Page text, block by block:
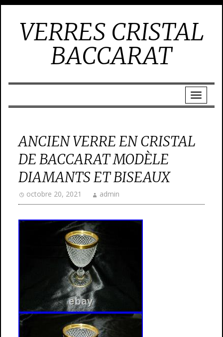
VERRES CRISTAL
BACCARAT
ANCIEN VERRE EN CRISTAL
DE BACCARAT MODÈLE
DIAMANTS ET BISEAUX
octobre 20, 2021 admin